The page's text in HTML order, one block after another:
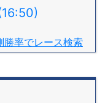
勝率でレース検索